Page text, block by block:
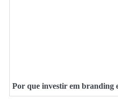
Por que investir em branding